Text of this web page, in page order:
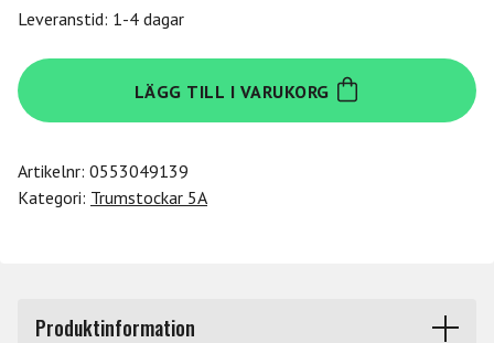
Leveranstid: 1-4 dagar
Vic
Firth
FS55A
LÄGG TILL I VARUKORG
Artikelnr: 0553049139
Kategori: Trumstockar 5A
Produktinformation